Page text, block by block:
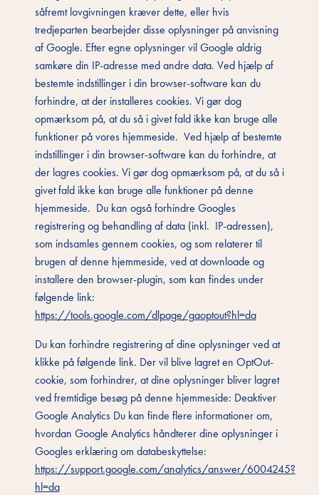
såfremt lovgivningen kræver dette, eller hvis
tredjeparten bearbejder disse oplysninger på anvisning
af Google. Efter egne oplysninger vil Google aldrig
samkøre din IP-adresse med andre data. Ved hjælp af
bestemte indstillinger i din browser-software kan du
forhindre, at der installeres cookies. Vi gør dog
opmærksom på, at du så i givet fald ikke kan bruge alle
funktioner på vores hjemmeside. Ved hjælp af bestemte
indstillinger i din browser-software kan du forhindre, at
der lagres cookies. Vi gør dog opmærksom på, at du så i
givet fald ikke kan bruge alle funktioner på denne
hjemmeside. Du kan også forhindre Googles
registrering og behandling af data (inkl. IP-adressen),
som indsamles gennem cookies, og som relaterer til
brugen af denne hjemmeside, ved at downloade og
installere den browser-plugin, som kan findes under
følgende link:
https://tools.google.com/dlpage/gaoptout?hl=da
Du kan forhindre registrering af dine oplysninger ved at
klikke på følgende link. Der vil blive lagret en OptOut-
cookie, som forhindrer, at dine oplysninger bliver lagret
ved fremtidige besøg på denne hjemmeside: Deaktiver
Google Analytics Du kan finde flere informationer om,
hvordan Google Analytics håndterer dine oplysninger i
Googles erklæring om databeskyttelse:
https://support.google.com/analytics/answer/6004245?
hl=da